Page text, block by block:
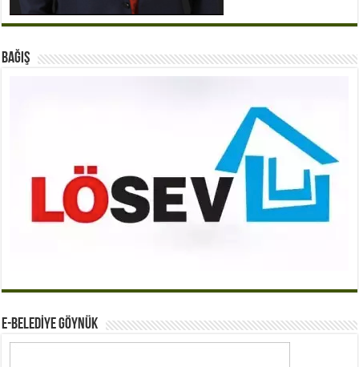
BAĞIŞ
E-BELEDİYE GÖYNÜK